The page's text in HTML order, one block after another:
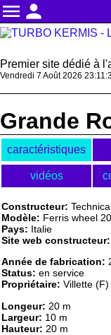
menu person
Premier site dédié à
Vendredi 7 Août 2026
Grande
caractéristiques
vidéos
Constructeur:
Modèle: Ferris wheel 20
Pays: Italie
Site web constructeur:
Année de fabrication:
Status: en service
Propriétaire: Villette (F)
Longeur: 20 m
Largeur: 10 m
Hauteur: 20 m